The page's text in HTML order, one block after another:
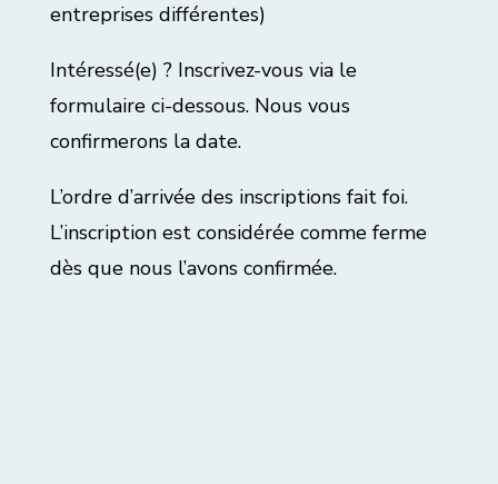
entreprises différentes)
Intéressé(e) ? Inscrivez-vous via le
formulaire ci-dessous. Nous vous
confirmerons la date.
L’ordre d’arrivée des inscriptions fait foi.
L’inscription est considérée comme ferme
dès que nous l’avons confirmée.